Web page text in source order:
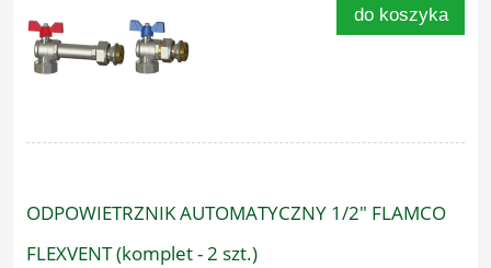
do koszyka
ODPOWIETRZNIK AUTOMATYCZNY 1/2" FLAMCO
FLEXVENT (komplet - 2 szt.)